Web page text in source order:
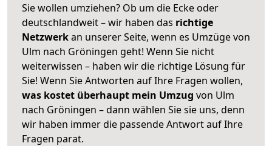
Sie wollen umziehen? Ob um die Ecke oder
deutschlandweit – wir haben das richtige
Netzwerkan unserer Seite, wenn es Umzüge von
Ulm nach Gröningen geht! Wenn Sie nicht
weiterwissen – haben wir die richtige Lösung für
Sie! Wenn Sie Antworten auf Ihre Fragen wollen,
was kostet überhaupt mein Umzug von Ulm
nach Gröningen – dann wählen Sie sie uns, denn
wir haben immer die passende Antwort auf Ihre
Fragen parat.